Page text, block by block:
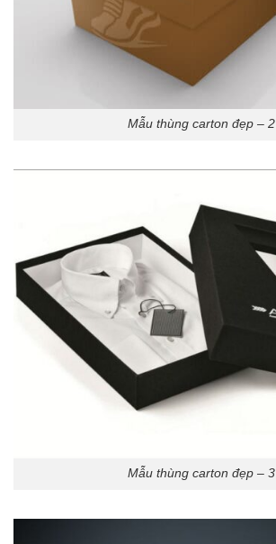
Mẫu thùng carton đẹp – 2
Mẫu thùng carton đẹp – 3